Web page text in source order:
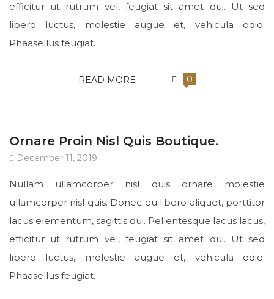
efficitur ut rutrum vel, feugiat sit amet dui. Ut sed
libero luctus, molestie augue et, vehicula odio.
Phaasellus feugiat.
READ MORE 0
Ornare Proin Nisl Quis Boutique.
December 11, 2019
Nullam ullamcorper nisl quis ornare molestie
ullamcorper nisl quis. Donec eu libero aliquet, porttitor
lacus elementum, sagittis dui. Pellentesque lacus lacus,
efficitur ut rutrum vel, feugiat sit amet dui. Ut sed
libero luctus, molestie augue et, vehicula odio.
Phaasellus feugiat.